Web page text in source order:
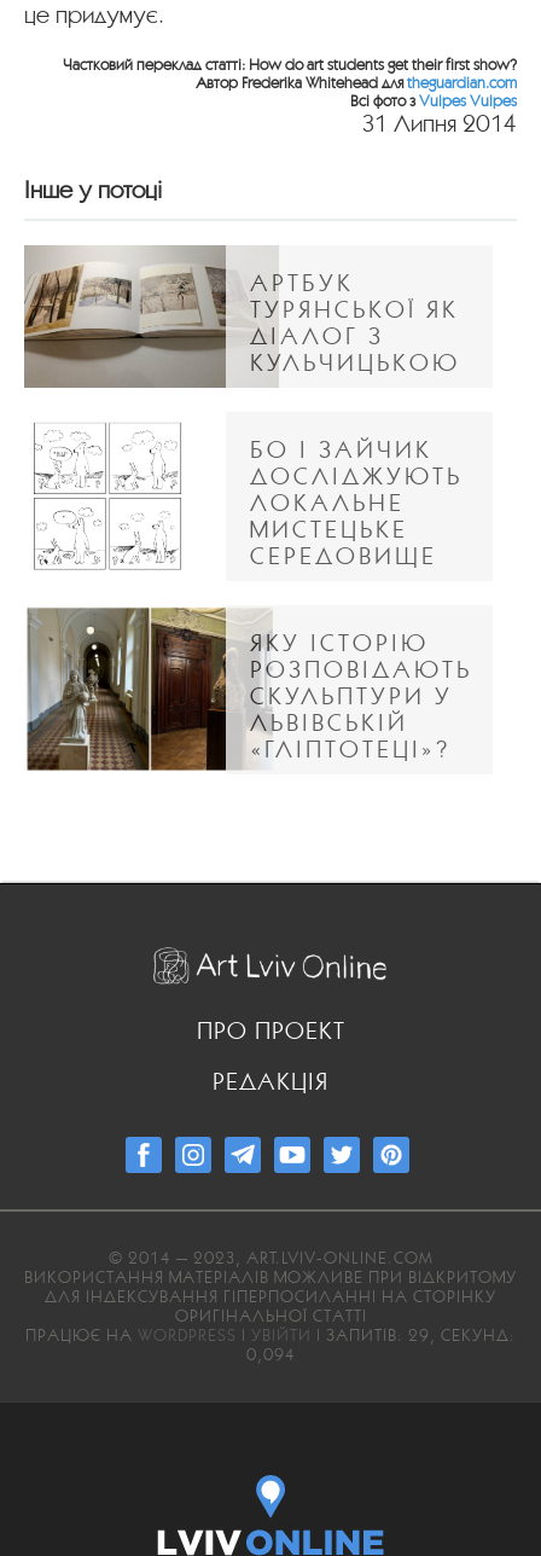
це придумує.
Частковий переклад статті: How do art students get their first show?
Автор Frederika Whitehead дляtheguardian.com
Всі фото зVulpes Vulpes
31 Липня 2014
Інше у потоці
АРТБУК
ТУРЯНСЬКОЇ ЯК
ДІАЛОГ З
КУЛЬЧИЦЬКОЮ
БО І ЗАЙЧИК
ДОСЛІДЖУЮТЬ
ЛОКАЛЬНЕ
МИСТЕЦЬКЕ
СЕРЕДОВИЩЕ
ЯКУ ІСТОРІЮ
РОЗПОВІДАЮТЬ
СКУЛЬПТУРИ У
ЛЬВІВСЬКІЙ
«ГЛІПТОТЕЦІ»?
ПРО ПРОЕКТ
РЕДАКЦІЯ
© 2014 — 2023, ART.LVIV-ONLINE.COM
ВИКОРИСТАННЯ МАТЕРІАЛІВ МОЖЛИВЕ ПРИ ВІДКРИТОМУ
ДЛЯ ІНДЕКСУВАННЯ ГІПЕРПОСИЛАННІ НА СТОРІНКУ
ОРИГІНАЛЬНОЇ СТАТТІ
ПРАЦЮЄ НА WORDPRESS | УВІЙТИ | ЗАПИТІВ: 29, СЕКУНД:
0,094